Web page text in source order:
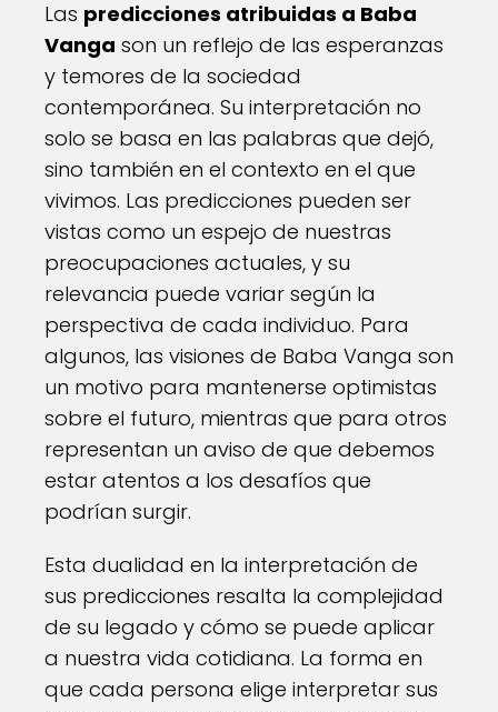
Las predicciones atribuidas a Baba
Vanga son un reflejo de las esperanzas
y temores de la sociedad
contemporánea. Su interpretación no
solo se basa en las palabras que dejó,
sino también en el contexto en el que
vivimos. Las predicciones pueden ser
vistas como un espejo de nuestras
preocupaciones actuales, y su
relevancia puede variar según la
perspectiva de cada individuo. Para
algunos, las visiones de Baba Vanga son
un motivo para mantenerse optimistas
sobre el futuro, mientras que para otros
representan un aviso de que debemos
estar atentos a los desafíos que
podrían surgir.
Esta dualidad en la interpretación de
sus predicciones resalta la complejidad
de su legado y cómo se puede aplicar
a nuestra vida cotidiana. La forma en
que cada persona elige interpretar sus